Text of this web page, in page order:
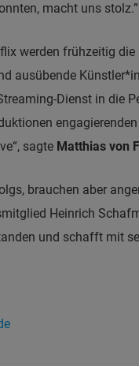
macht uns stolz.”
werden frühzeitig
ausübende
Dienst in die
sagte Matthias von
brauchen aber
Heinrich
und schafft mit